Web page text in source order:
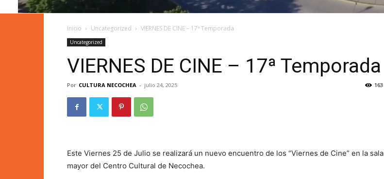
Inicio Uncategorized VIERNES DE CINE – 17ª Temporada
Uncategorized
VIERNES DE CINE – 17ª Temporada
Por CULTURA NECOCHEA - julio 24, 2025 163
Este Viernes 25 de Julio se realizará un nuevo encuentro de los “Viernes de Cine” en la sala
mayor del Centro Cultural de Necochea.